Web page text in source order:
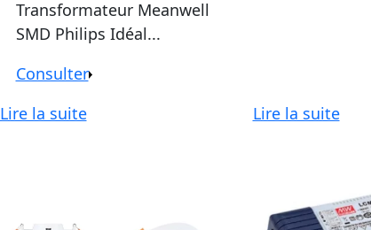
Transformateur Meanwell
SMD Philips Idéal...
Consulter
Lire la suite
Lire la suite